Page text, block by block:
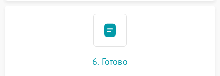
6. Готово